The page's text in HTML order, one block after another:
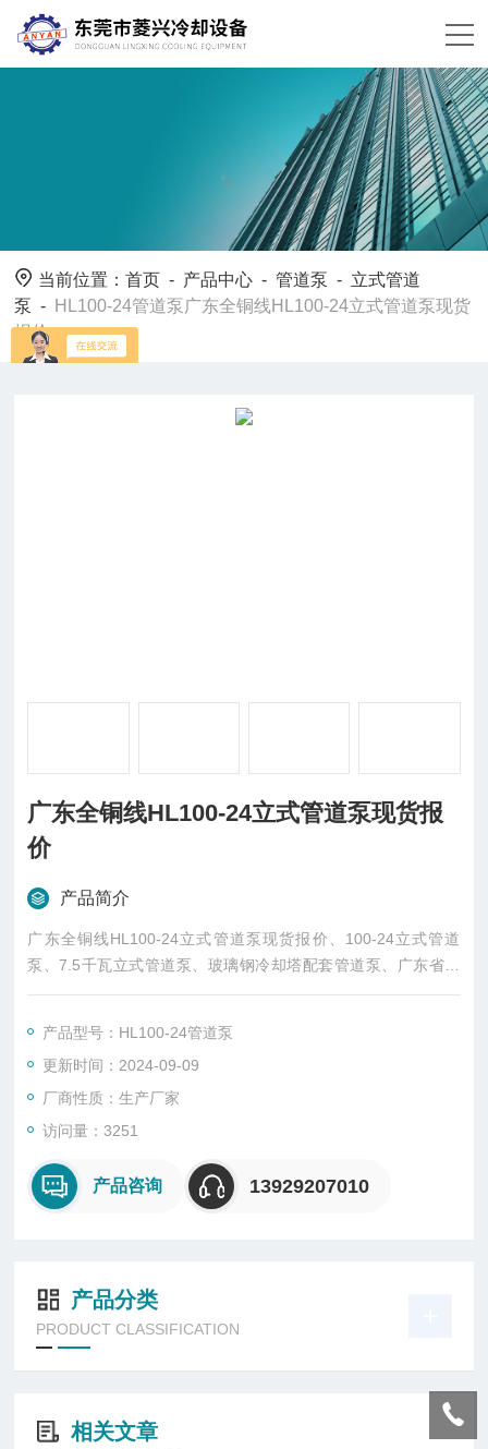
当前位置：首页 - 产品中心 -管道泵 - 立式管道
泵 -
HL100-24管道泵广东全铜线HL100-24立式管道泵现货
报价
广东全铜线HL100-24立式管道泵现货报
价
产品简介
广东全铜线HL100-24立式管道泵现货报价、100-24立式管道
泵、7.5千瓦立式管道泵、玻璃钢冷却塔配套管道泵、广东省东
莞市冷却塔管道泵厂家生产，厂价直销。
产品型号：HL100-24管道泵
更新时间：2024-09-09
厂商性质：生产厂家
访问量：3251
产品咨询 13929207010
产品分类
PRODUCT CLASSIFICATION
相关文章